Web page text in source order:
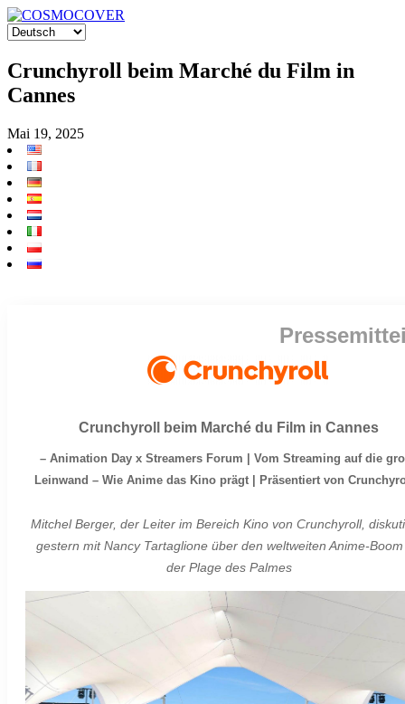
Crunchyroll beim Marché du Film in
Cannes
Mai 19, 2025
Crunchyroll beim Marché du Film in Cannes
– Animation Day x Streamers Forum | Vom Streaming auf die
Leinwand – Wie Anime das Kino prägt | Präsentiert von
Mitchel Berger, der Leiter im Bereich Kino von Crunchyroll,
gestern mit Nancy Tartaglione über den weltweiten Anime-
der Plage des Palmes